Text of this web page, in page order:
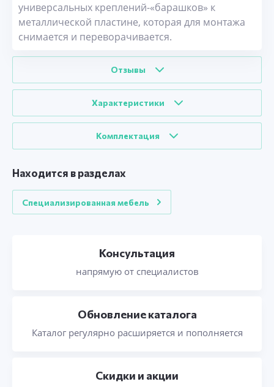
универсальных креплений-«барашков» к
металлической пластине, которая для монтажа
снимается и переворачивается.
Отзывы
Характеристики
Комплектация
Находится в разделах
Специализированная мебель
Консультация
напрямую от специалистов
Обновление каталога
Каталог регулярно расширяется и пополняется
Скидки и акции